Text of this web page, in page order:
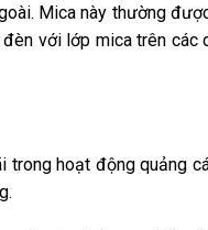
Mica này thường
với lớp mica trên
hoạt động quảng